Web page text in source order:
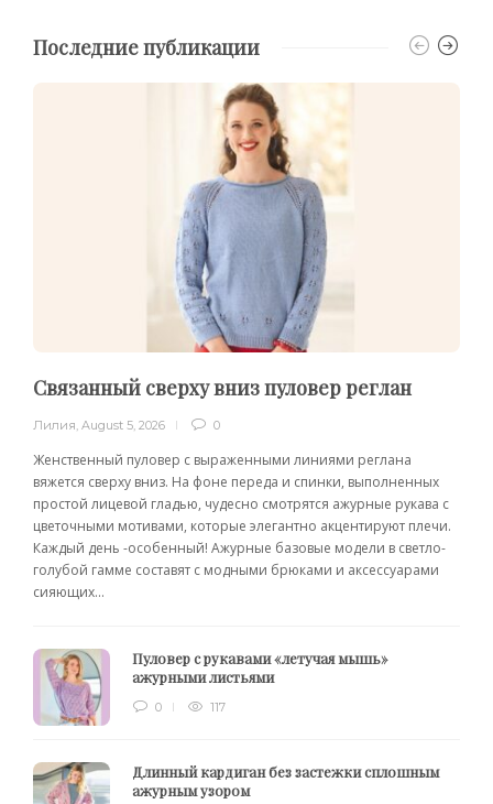
Последние публикации
Связанный сверху вниз пуловер реглан
Лилия August 5, 2026 0
Женственный пуловер с выраженными линиями реглана
вяжется сверху вниз. На фоне переда и спинки, выполненных
простой лицевой гладью, чудесно смотрятся ажурные рукава с
цветочными мотивами, которые элегантно акцентируют плечи.
Каждый день -особенный! Ажурные базовые модели в светло-
голубой гамме составят с модными брюками и аксессуарами
сияющих...
Пуловер с рукавами «летучая мышь»
ажурными листьями
0 117
Длинный кардиган без застежки сплошным
ажурным узором